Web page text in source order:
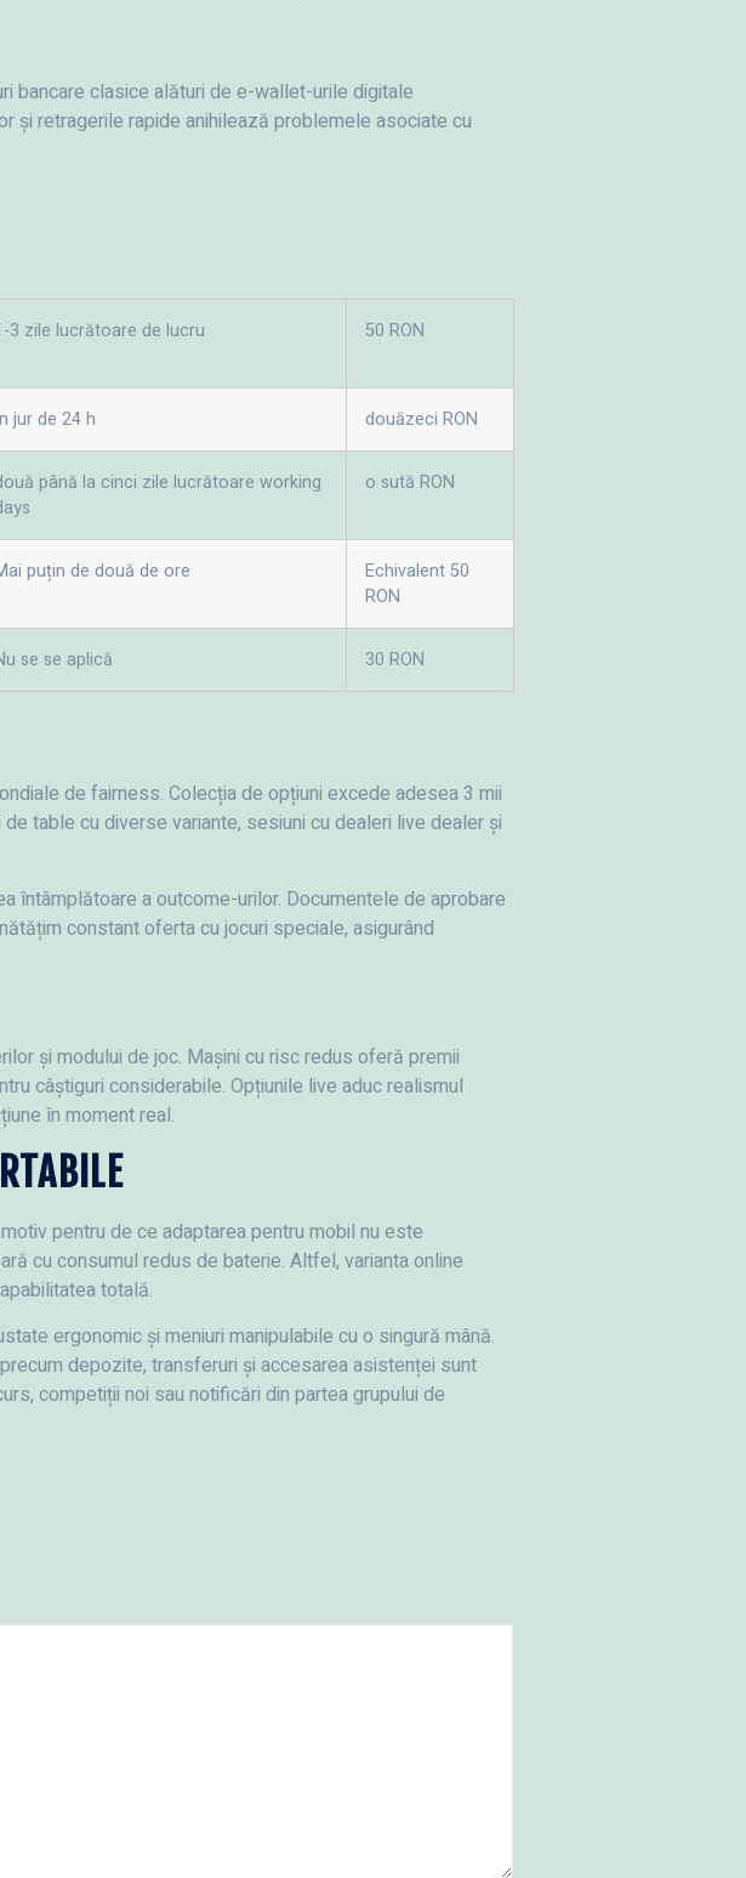
bancare clasice alături de e-wallet-urile digitale
și retragerile rapide anihilează problemele asociate cu
3 zile lucrătoare de lucru 50 RON
jur de 24 h douăzeci RON
până la cinci zile lucrătoare working
o sută RON
puțin de două de ore
Echivalent 50
RON
se se aplică 30 RON
de fairness. Colecția de opțiuni excede adesea 3 mii
table cu diverse variante, sesiuni cu dealeri live dealer și
întâmplătoare a outcome-urilor. Documentele de aprobare
constant oferta cu jocuri speciale, asigurând
și modului de joc. Mașini cu risc redus oferă premii
câștiguri considerabile. Opțiunile live aduc realismul
în moment real.
pentru de ce adaptarea pentru mobil nu este
cu consumul redus de baterie. Altfel, varianta online
totală.
ergonomic și meniuri manipulabile cu o singură mână.
depozite, transferuri și accesarea asistenței sunt
competiții noi sau notificări din partea grupului de